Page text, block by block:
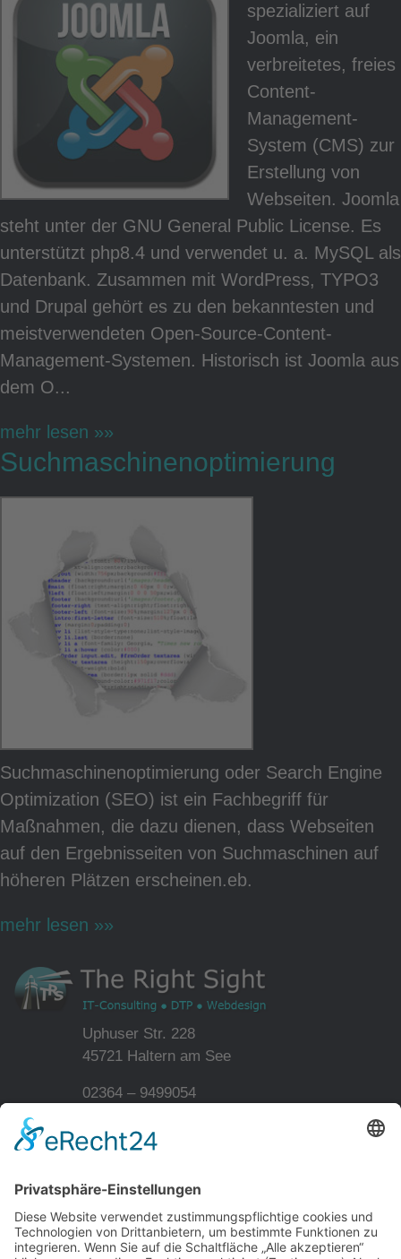
spezializiert auf
Joomla, ein
verbreitetes, freies
Content-
Management-
System (CMS) zur
Erstellung von
Webseiten. Joomla
steht unter der GNU General Public License. Es
unterstützt php8.4 und verwendet u. a. MySQL als
Datenbank. Zusammen mit WordPress, TYPO3
und Drupal gehört es zu den bekanntesten und
meistverwendeten Open-Source-Content-
Management-Systemen. Historisch ist Joomla aus
dem O...
mehr lesen »»
Suchmaschinenoptimierung
Suchmaschinenoptimierung oder Search Engine
Optimization (SEO) ist ein Fachbegriff für
Maßnahmen, die dazu dienen, dass Webseiten
auf den Ergebnisseiten von Suchmaschinen auf
höheren Plätzen erscheinen.eb.
mehr lesen »»
Uphuser Str. 228
45721 Haltern am See
02364 – 9499054